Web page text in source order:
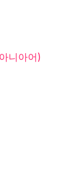
니아어)